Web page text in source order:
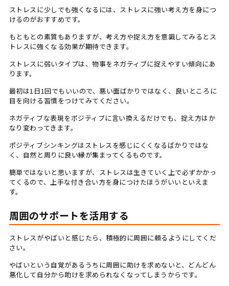
ストレスに少しでも強くなるには、ストレスに強い考え方を身につ
けるのがおすすめです。
もともとの素質もありますが、考え方や捉え方を意識してみるとス
トレスに強くなる効果が期待できます。
ストレスに弱いタイプは、物事をネガティブに捉えやすい傾向にあ
ります。
最初は1日1回でもいいので、悪い面ばかりではなく、良いところに
目を向ける習慣をつけてみてください。
ネガティブな表現をポジティブに言い換えるだけでも、捉え方はか
なり変わってきます。
ポジティブシンキングはストレスを感じにくくなるばかりではな
く、自然と周りに良い縁が集まってくるものです。
簡単ではないと思いますが、ストレスは生きていく上で必ずかかっ
てくるので、上手な付き合い方を身につけたほうがいいといえま
す。
周囲のサポートを活用する
ストレスがやばいと感じたら、積極的に周囲に頼るようにしてくだ
さい。
やばいという自覚があるうちに周囲に助けを求めないと、どんどん
悪化して自分から助けを求められなくなってしまうからです。